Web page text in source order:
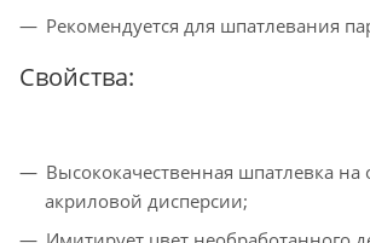
Рекомендуется для шпатлевания
Свойства:
Высококачественная шпатлевка на
акриловой дисперсии;